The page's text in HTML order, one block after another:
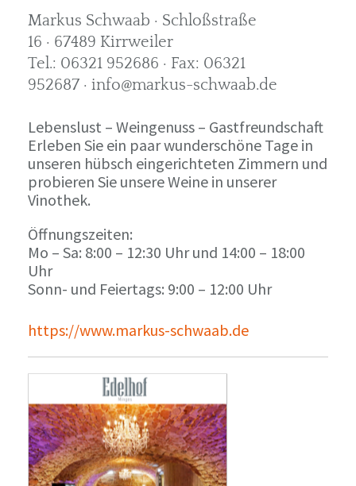
Markus Schwaab · Schloßstraße
16 · 67489 Kirrweiler
Tel.: 06321 952686 · Fax: 06321
952687 · info@markus-schwaab.de
Lebenslust – Weingenuss – Gastfreundschaft
Erleben Sie ein paar wunderschöne Tage in
unseren hübsch eingerichteten Zimmern und
probieren Sie unsere Weine in unserer
Vinothek.
Öffnungszeiten:
Mo – Sa: 8:00 – 12:30 Uhr und 14:00 – 18:00
Uhr
Sonn- und Feiertags: 9:00 – 12:00 Uhr
https://www.markus-schwaab.de